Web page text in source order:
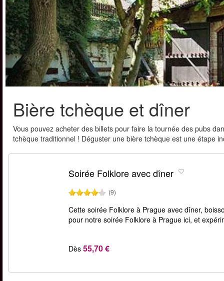
Bière tchèque et dîner
Vous pouvez acheter des billets pour faire la tournée des pubs
tchèque traditionnel ! Déguster une bière tchèque est une étape
Soirée Folklore avec dîner
(9)
Cette soirée Folklore à Prague avec dîner,
pour notre soirée Folklore à Prague ici, et
Dès 55,70 €